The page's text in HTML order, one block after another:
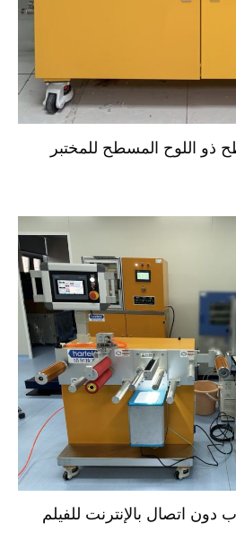
اللوح المسطح للمختبر
اتصال بالإنترنت للفيلم